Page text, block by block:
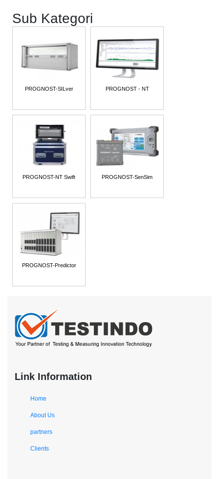
Sub Kategori
PROGNOST-SILver PROGNOST - NT
PROGNOST-NT Swift PROGNOST-SenSim
PROGNOST-Predictor
Link Information
Home
About Us
partners
Clients